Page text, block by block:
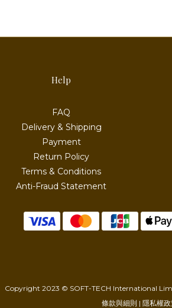
Help
FAQ
Delivery & Shipping
Payment
Return Policy
Terms & Conditions
Anti-Fraud Statement
Copyright 2023 © SOFT-TECH International
條款與細則 | 隱私權政